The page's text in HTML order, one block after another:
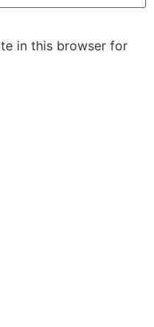
in this browser for